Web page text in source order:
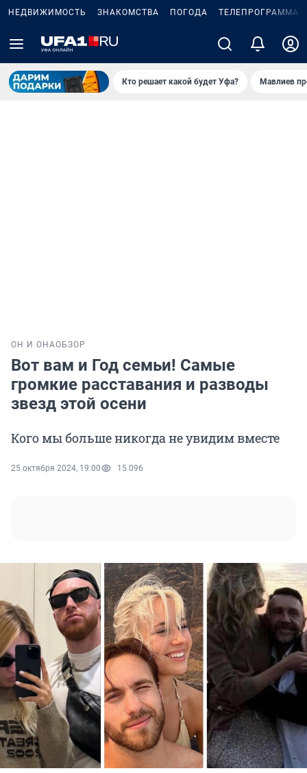
НЕДВИЖИМОСТЬ ЗНАКОМСТВА ПОГОДА ТЕЛЕПРОГРАММА
Кто решает какой будет Уфа? Мавлиев
ОН И ОНАОБЗОР
Вот вам и Год семьи! Самые
громкие расставания и разводы
звезд этой осени
Кого мы больше никогда не увидим вместе
25 октября 2024, 19:00 15 096